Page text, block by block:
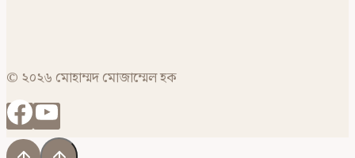
© ২০২৬ মোহাম্মদ মোজাম্মেল হক